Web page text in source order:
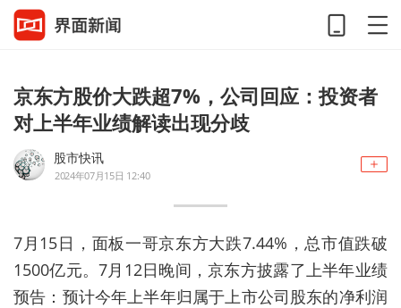
京东方股价大跌超7%，公司回应：投资者
对上半年业绩解读出现分歧
股市快讯
2024年07月15日 12:40
7月15日，面板一哥京东方大跌7.44%，总市值跌破
1500亿元。7月12日晚间，京东方披露了上半年业绩
预告：预计今年上半年归属于上市公司股东的净利润